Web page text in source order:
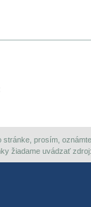
prosím,
žiadame uvádzať